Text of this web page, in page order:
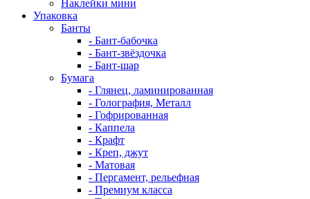
Наклейки мини
Упаковка
Банты
- Бант-бабочка
- Бант-звёздочка
- Бант-шар
Бумага
- Глянец, ламинированная
- Голография, Металл
- Гофрированная
- Каппела
- Крафт
- Креп, джут
- Матовая
- Пергамент, рельефная
- Премиум класса